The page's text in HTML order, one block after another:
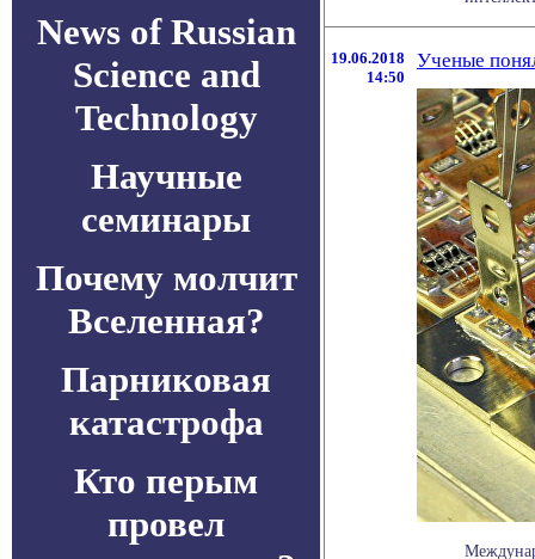
News of Russian
Science and
Technology
Научные
семинары
Почему молчит
Вселенная?
Парниковая
катастрофа
Кто перым
провел
19.06.2018
14:50
Ученые